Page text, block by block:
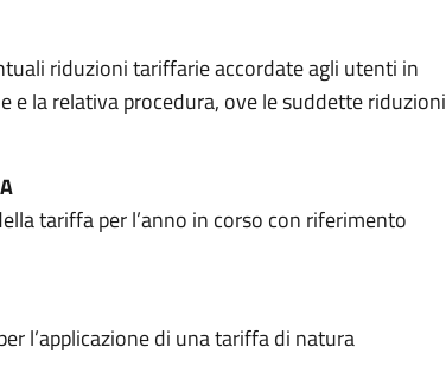
riduzioni tariffarie accordate agli utenti in
e la relativa procedura, ove le suddette riduzioni
tariffa per l’anno in corso con riferimento
l’applicazione di una tariffa di natura